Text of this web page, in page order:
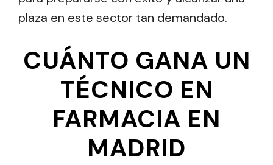
plaza en este sector tan demandado.
CUÁNTO GANA UN
TÉCNICO EN
FARMACIA EN
MADRID